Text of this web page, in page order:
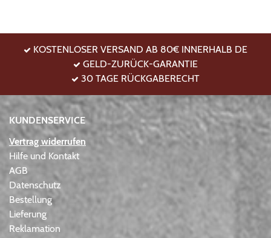
KOSTENLOSER VERSAND AB 80€ INNERHALB DE
GELD-ZURÜCK-GARANTIE
30 TAGE RÜCKGABERECHT
KUNDENSERVICE
Vertrag widerrufen
Hilfe und Kontakt
AGB
Datenschutz
Bestellung
Lieferung
Reklamation